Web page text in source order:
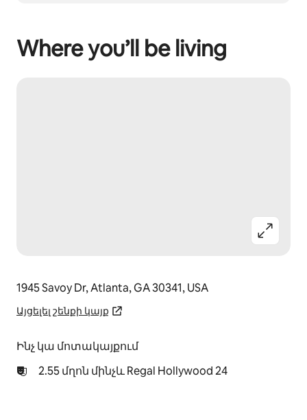
Where you’ll be living
1945 Savoy Dr, Atlanta, GA 30341, USA
Այցելել շենքի կայք
Ինչ կա մոտակայքում
2.55 մղոն մինչև Regal Hollywood 24